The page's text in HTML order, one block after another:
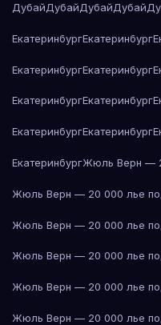
ДубайДубайДубайДубай
ЕкатеринбургЕкатеринбург
ЕкатеринбургЕкатеринбург
ЕкатеринбургЕкатеринбург
ЕкатеринбургЕкатеринбург
ЕкатеринбургЖюль Верн —
Жюль Верн — 20 000 лье
Жюль Верн — 20 000 лье
Жюль Верн — 20 000 лье
Жюль Верн — 20 000 лье
Жюль Верн — 20 000 лье